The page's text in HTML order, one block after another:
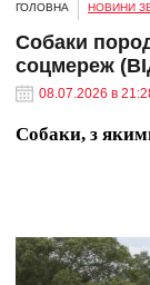
ГОЛОВНА НОВИНИ
Собаки
соцмереж
08.07.2026 в
Собаки, з